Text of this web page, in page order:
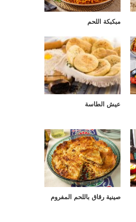
مبكبكة اللحم
عيش الطاسة
صينية رقاق باللحم المفروم